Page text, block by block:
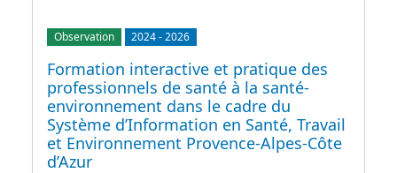
Observation 2024-2026
Formation interactive et pratique des
professionnels de santé à la santé-
environnement dans le cadre du
Système d’Information en Santé, Travail
et Environnement Provence-Alpes-Côte
d’Azur